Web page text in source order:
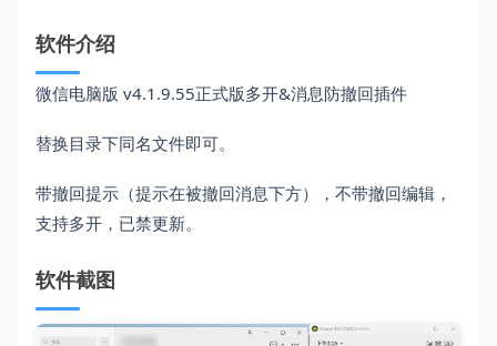
软件介绍
微信电脑版 v4.1.9.55正式版多开&消息防撤回插件
替换目录下同名文件即可。
带撤回提示（提示在被撤回消息下方），不带撤回编辑，
支持多开，已禁更新。
软件截图